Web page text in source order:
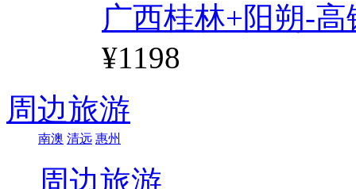
广西桂林+阳朔-高
¥1198
周边旅游
南澳 清远 惠州
周边旅游